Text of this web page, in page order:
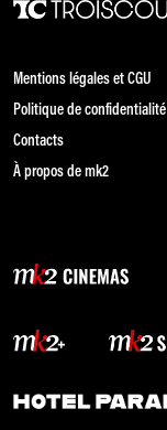
Mentions légales et CGU
Politique de confidentialité
Contacts
À propos de mk2